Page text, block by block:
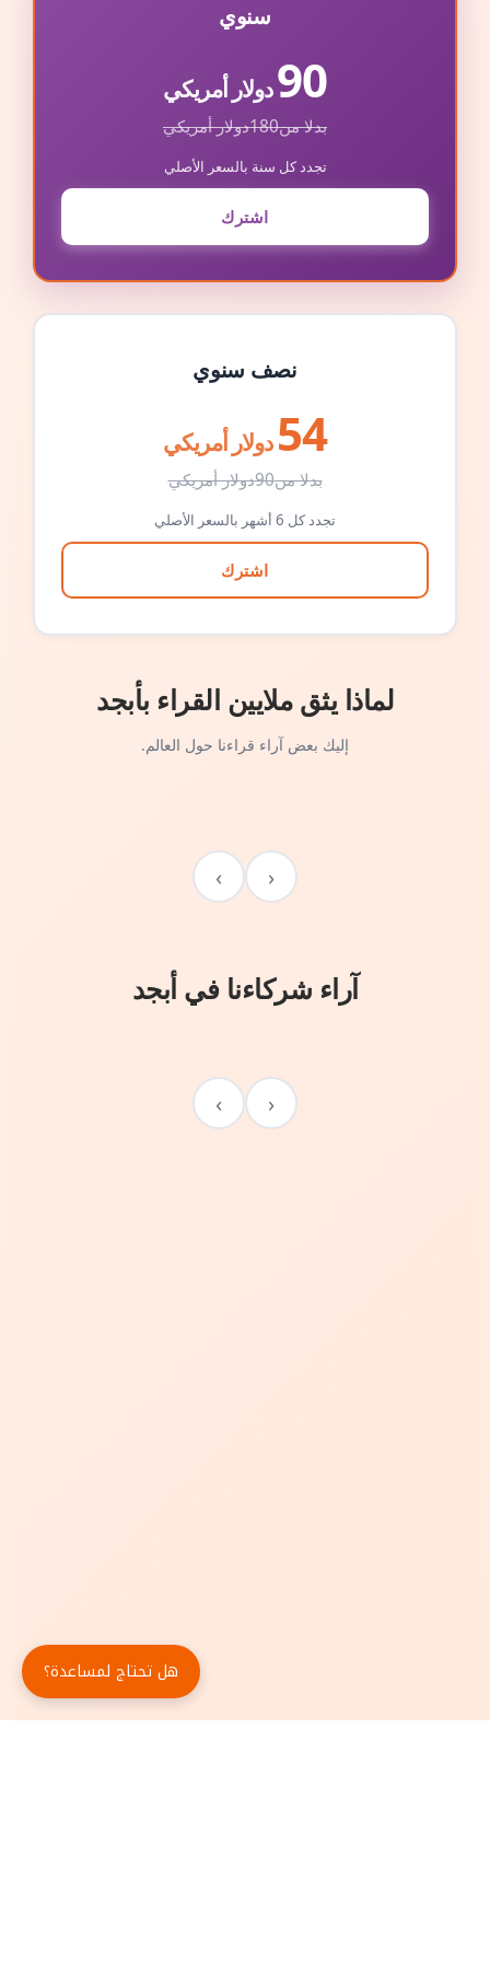
سنوي
90دولار أمريكي
بدلا من180دولار أمريكي
تجدد كل سنة بالسعر الأصلي
اشترك
نصف سنوي
54 دولار أمريكي
بدلا من90دولار أمريكي
تجدد كل 6 أشهر بالسعر الأصلي
اشترك
لماذا يثق ملايين القراء بأبجد
إليك بعض آراء قراءنا حول العالم.
‹
›
آراء شركاءنا في أبجد
‹
›
هل تحتاج لمساعدة؟